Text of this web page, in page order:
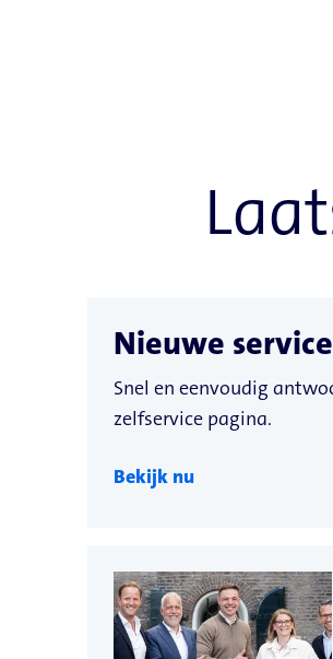
Nieuwe
Snel en eenvoudig
zelfservice pagina.
Bekijk nu